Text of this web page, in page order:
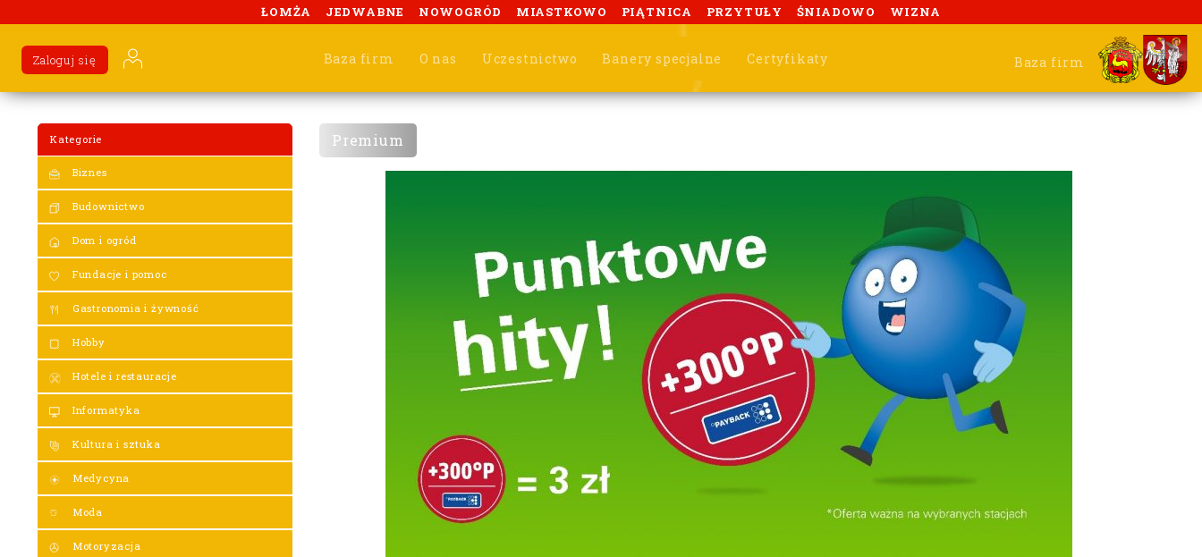
ŁOMŻA JEDWABNE NOWOGRÓD MIASTKOWO PIĄTNICA PRZYTUŁY ŚNIADOWO WIZNA
Baza firm O nas Uczestnictwo Banery specjalne Certyfikaty
Zaloguj się Baza firm
Kategorie
Biznes
Budownictwo
Dom i ogród
Fundacje i pomoc
Gastronomia i żywność
Hobby
Hotele i restauracje
Informatyka
Kultura i sztuka
Medycyna
Moda
Motoryzacja
Premium